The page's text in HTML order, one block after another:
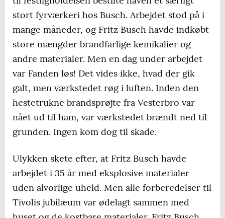
stort fyrværkeri hos Busch. Arbejdet stod på i
mange måneder, og Fritz Busch havde indkøbt
store mængder brandfarlige kemikalier og
andre materialer. Men en dag under arbejdet
var Fanden løs! Det vides ikke, hvad der gik
galt, men værkstedet røg i luften. Inden den
hestetrukne brandsprøjte fra Vesterbro var
nået ud til ham, var værkstedet brændt ned til
grunden. Ingen kom dog til skade.
Ulykken skete efter, at Fritz Busch havde
arbejdet i 35 år med eksplosive materialer
uden alvorlige uheld. Men alle forberedelser til
Tivolis jubilæum var ødelagt sammen med